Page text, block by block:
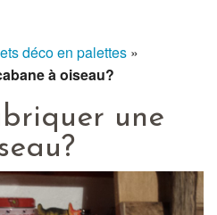
déco en palettes »
à oiseau?
une